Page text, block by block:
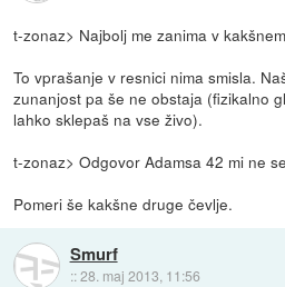
t-zonaz> Najbolj me zanima v
To vprašanje v resnici nima smisla.
zunanjost pa še ne obstaja (fizikalno
lahko sklepaš na vse živo).
t-zonaz> Odgovor Adamsa 42 mi ne
Pomeri še kakšne druge čevlje.
Smurf
::28. maj 2013, 11:56